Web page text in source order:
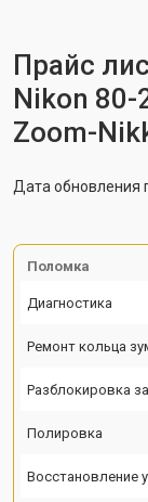
Прайс
Nikon 80-
Zoom-
Дата обновления
Поломка
Диагностика
Ремонт кольца
Разблокировка
Полировка
Восстановление